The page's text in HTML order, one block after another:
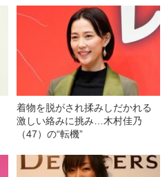
着物を脱がされ揉みしだかれる
激しい絡みに挑み…木村佳乃
（47）の“転機”